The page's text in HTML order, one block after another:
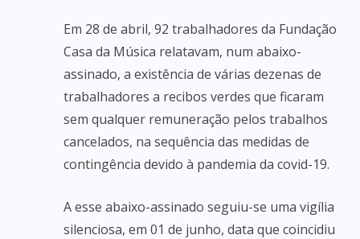
Em 28 de abril, 92 trabalhadores da Fundação
Casa da Música relatavam, num abaixo-
assinado, a existência de várias dezenas de
trabalhadores a recibos verdes que ficaram
sem qualquer remuneração pelos trabalhos
cancelados, na sequência das medidas de
contingência devido à pandemia da covid-19.
A esse abaixo-assinado seguiu-se uma vigília
silenciosa, em 01 de junho, data que coincidiu